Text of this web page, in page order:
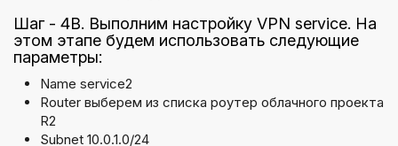
Шаг - 4B. Выполним настройку VPN service. На
этом этапе будем использовать следующие
параметры:
Name service2
Router выберем из списка роутер облачного проекта
R2
Subnet 10.0.1.0/24